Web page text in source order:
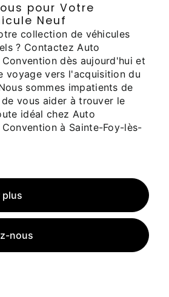
pour Votre
Neuf
collection de véhicules
? Contactez Auto
dès aujourd'hui et
voyage vers l'acquisition du
sommes impatients de
vous aider à trouver le
idéal chez Auto
à Sainte-Foy-lès-
plus
nous